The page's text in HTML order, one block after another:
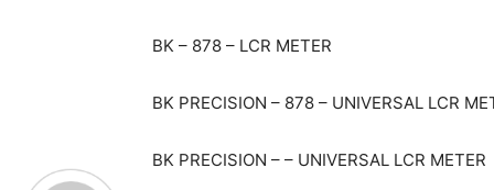
BK – 878 – LCR METER
BK PRECISION – 878 – UNIVERSAL LCR
BK PRECISION – – UNIVERSAL LCR METER